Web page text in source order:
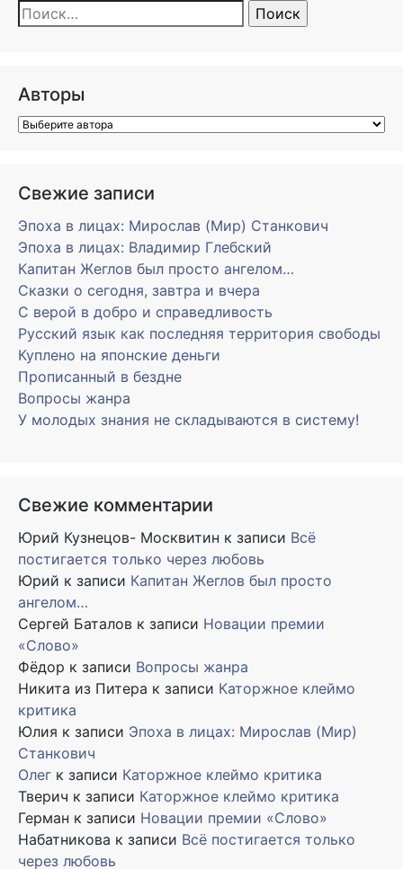
Найти:
Авторы
Свежие записи
Эпоха в лицах: Мирослав (Мир) Станкович
Эпоха в лицах: Владимир Глебский
Капитан Жеглов был просто ангелом…
Сказки о сегодня, завтра и вчера
С верой в добро и справедливость
Русский язык как последняя территория свободы
Куплено на японские деньги
Прописанный в бездне
Вопросы жанра
У молодых знания не складываются в систему!
Свежие комментарии
Юрий Кузнецов- Москвитин к записи Всё
постигается только через любовь
Юрий к записи Капитан Жеглов был просто
ангелом…
Сергей Баталов к записи Новации премии
«Слово»
Фёдор к записи Вопросы жанра
Никита из Питера к записи Каторжное клеймо
критика
Юлия к записи Эпоха в лицах: Мирослав (Мир)
Станкович
Олег к записи Каторжное клеймо критика
Тверич к записи Каторжное клеймо критика
Герман к записи Новации премии «Слово»
Набатникова к записи Всё постигается только
через любовь